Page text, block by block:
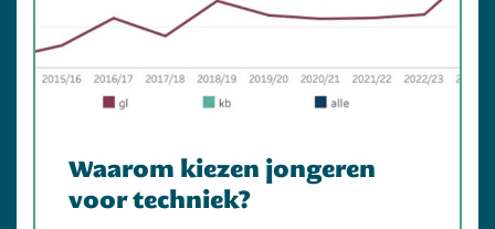
Waarom kiezen jongeren
voor techniek?